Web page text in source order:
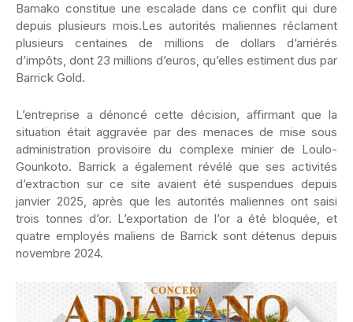
Bamako constitue une escalade dans ce conflit qui dure
depuis plusieurs mois.Les autorités maliennes réclament
plusieurs centaines de millions de dollars d’arriérés
d’impôts, dont 23 millions d’euros, qu’elles estiment dus par
Barrick Gold.
L’entreprise a dénoncé cette décision, affirmant que la
situation était aggravée par des menaces de mise sous
administration provisoire du complexe minier de Loulo-
Gounkoto. Barrick a également révélé que ses activités
d’extraction sur ce site avaient été suspendues depuis
janvier 2025, après que les autorités maliennes ont saisi
trois tonnes d’or. L’exportation de l’or a été bloquée, et
quatre employés maliens de Barrick sont détenus depuis
novembre 2024.